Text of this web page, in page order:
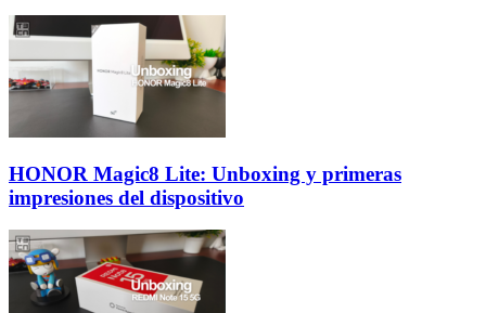
HONOR Magic8 Lite: Unboxing y primeras
impresiones del dispositivo